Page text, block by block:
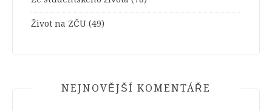
Život na ZČU (49)
NEJNOVĚJŠÍ KOMENTÁŘE